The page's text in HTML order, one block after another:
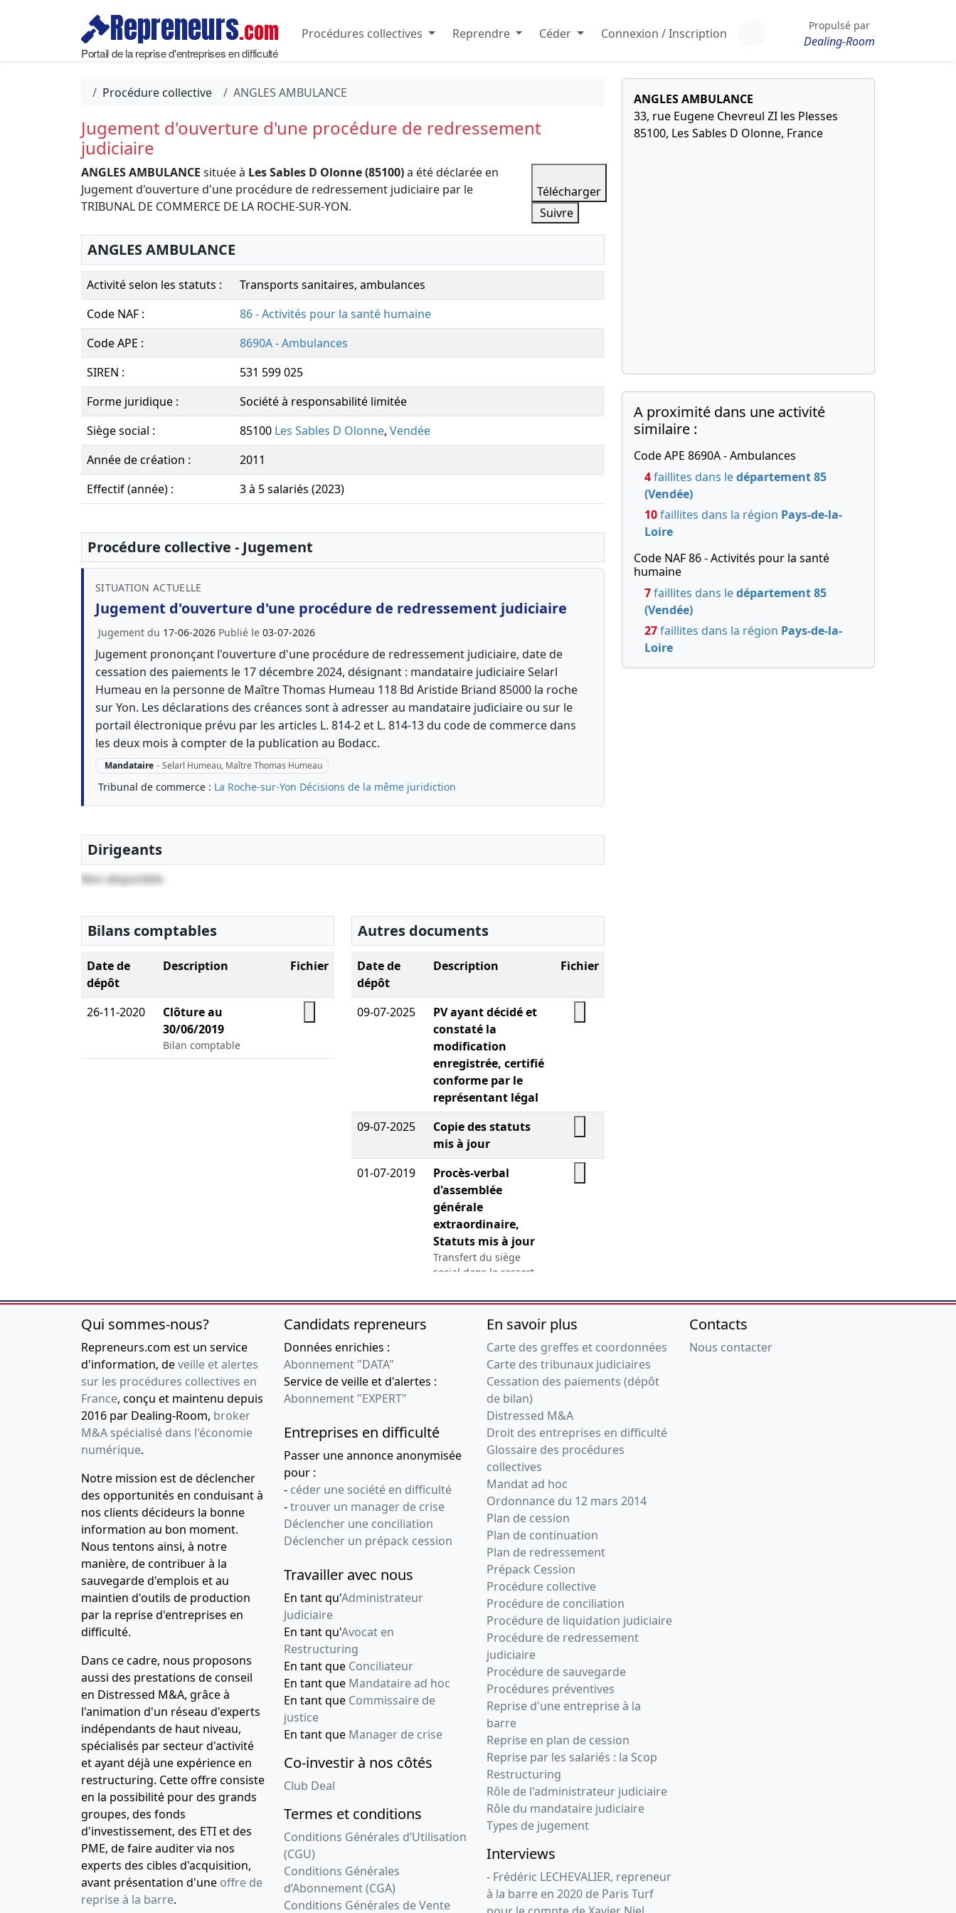
Repreneurs.com
Portail de la reprise d'entreprises en difficulté
Procédures collectives Reprendre Céder Connexion / Inscription
Propulsé par
Dealing-Room
Procédure collective ANGLES AMBULANCE
Jugement d'ouverture d'une procédure de redressement
judiciaire
ANGLES AMBULANCE située à Les Sables D Olonne (85100)a été déclarée en
Jugement d'ouverture d'une procédure de redressement judiciaire par le
TRIBUNAL DE COMMERCE DE LA ROCHE-SUR-YON.
Télécharger
Suivre
ANGLES AMBULANCE
Activité selon les statuts :
Transports sanitaires, ambulances
Code NAF :
86 - Activités pour la santé humaine
Code APE :
8690A - Ambulances
SIREN :
531 599 025
Forme juridique :
Société à responsabilité limitée
Siège social :
85100 Les Sables D Olonne, Vendée
Année de création :
2011
Effectif (année) :
3 à 5 salariés (2023)
Procédure collective - Jugement
SITUATION ACTUELLE
Jugement d'ouverture d'une procédure de redressement judiciaire
Jugement du 17-06-2026 Publié le 03-07-2026
Jugement prononçant l'ouverture d'une procédure de redressement judiciaire, date de
cessation des paiements le 17 décembre 2024, désignant : mandataire judiciaire Selarl
Humeau en la personne de Maître Thomas Humeau 118 Bd Aristide Briand 85000 la roche
sur Yon. Les déclarations des créances sont à adresser au mandataire judiciaire ou sur le
portail électronique prévu par les articles L. 814-2 et L. 814-13 du code de commerce dans
les deux mois à compter de la publication au Bodacc.
Mandataire - Selarl Humeau, Maître Thomas Humeau
Tribunal de commerce : La Roche-sur-Yon Décisions de la même juridiction
Dirigeants
Non disponible
Bilans comptables
Date de
dépôt
Description Fichier
26-11-2020
Clôture au
30/06/2019
Bilan comptable
Autres documents
Date de
dépôt
Description Fichier
09-07-2025
PV ayant décidé et
constaté la
modification
enregistrée, certifié
conforme par le
représentant légal
09-07-2025
Copie des statuts
mis à jour
01-07-2019
Procès-verbal
d'assemblée
générale
extraordinaire,
Statuts mis à jour
Transfert du siège
social dans le ressort ,
11-07-2012
Décision(s) de
l'associé unique,
Statuts mis à jour
Augmentation du
capital social ,
11-07-2012
Décision(s) de
l'associé unique,
Statuts mis à jour
Augmentation du
capital social ,
29-05-2012
Acte sous seing
privé, Décision(s)
des associés,
Statuts mis à jour
Cession de parts ,
Changement(s) de
Acte sous seing
privé, Décision(s)
des associés,
Statuts mis à jour
Cession de parts ,
Changement(s) de
29-05-2012
Acte sous seing
privé, Décision(s)
des associés,
Statuts mis à jour
Cession de parts ,
Changement(s) de
gérant(s) ,
13-04-2011
Statuts constitutifs,
Décision(s) des
ANGLES AMBULANCE
33, rue Eugene Chevreul ZI les Plesses
85100, Les Sables D Olonne, France
A proximité dans une activité
similaire :
Code APE 8690A - Ambulances
4faillites dans ledépartement 85
(Vendée)
10faillites dans la région Pays-de-la-
Loire
Code NAF 86 - Activités pour la santé
humaine
7faillites dans ledépartement 85
(Vendée)
27faillites dans la région Pays-de-la-
Loire
Qui sommes-nous?
Repreneurs.com est un service
d'information, deveille et alertes
sur les procédures collectives en
France, conçu et maintenu depuis
2016 par Dealing-Room, broker
M&A spécialisé dans l'économie
numérique.
Notre mission est de déclencher
des opportunités en conduisant à
nos clients décideurs la bonne
information au bon moment.
Nous tentons ainsi, à notre
manière, de contribuer à la
sauvegarde d'emplois et au
maintien d'outils de production
par la reprise d'entreprises en
difficulté.
Dans ce cadre, nous proposons
aussi des prestations de conseil
en Distressed M&A, grâce à
l'animation d'un réseau d'experts
indépendants de haut niveau,
spécialisés par secteur d'activité
et ayant déjà une expérience en
restructuring. Cette offre consiste
en la possibilité pour des grands
groupes, des fonds
d'investissement, des ETI et des
PME, de faire auditer via nos
experts des cibles d'acquisition,
avant présentation d'une offre de
reprise à la barre.
Candidats repreneurs
Données enrichies :
Abonnement "DATA"
Service de veille et d'alertes :
Abonnement "EXPERT"
Entreprises en difficulté
Passer une annonce anonymisée
pour :
- céder une société en difficulté
-trouver un manager de crise
Déclencher une conciliation
Déclencher un prépack cession
Travailler avec nous
En tant qu'Administrateur
Judiciaire
En tant qu'Avocat en
Restructuring
En tant que Conciliateur
En tant que Mandataire ad hoc
En tant que Commissaire de
justice
En tant que Manager de crise
Co-investir à nos côtés
Club Deal
Termes et conditions
Conditions Générales d’Utilisation
(CGU)
Conditions Générales
d’Abonnement (CGA)
Conditions Générales de Vente
En savoir plus
Carte des greffes et coordonnées
Carte des tribunaux judiciaires
Cessation des paiements (dépôt
de bilan)
Distressed M&A
Droit des entreprises en difficulté
Glossaire des procédures
collectives
Mandat ad hoc
Ordonnance du 12 mars 2014
Plan de cession
Plan de continuation
Plan de redressement
Prépack Cession
Procédure collective
Procédure de conciliation
Procédure de liquidation judiciaire
Procédure de redressement
judiciaire
Procédure de sauvegarde
Procédures préventives
Reprise d'une entreprise à la
barre
Reprise en plan de cession
Reprise par les salariés : la Scop
Restructuring
Rôle de l'administrateur judiciaire
Rôle du mandataire judiciaire
Types de jugement
Interviews
- Frédéric LECHEVALIER, repreneur
à la barre en 2020 de Paris Turf
Contacts
Nous contacter